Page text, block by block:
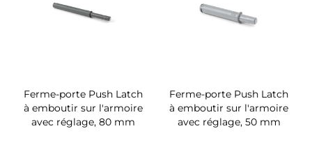
Ferme-porte Push Latch
à emboutir sur l'armoire
avec réglage, 80 mm
Ferme-porte Push Latch
à emboutir sur l'armoire
avec réglage, 50 mm